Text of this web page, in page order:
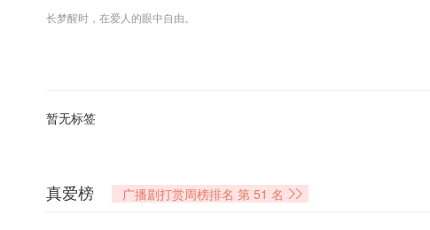
长梦醒时，在爱人的眼中自由。
=配音组=
暂无标签
真爱榜 广播剧打赏周榜排名 第 51 名